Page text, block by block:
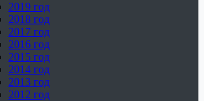
2019 год
2018 год
2017 год
2016 год
2015 год
2014 год
2013 год
2012 год